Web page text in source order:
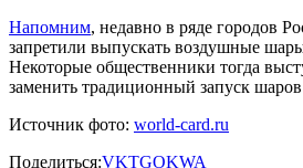
Напомним, недавно в ряде городов
запретили выпускать воздушные
Некоторые общественники тогда
заменить традиционный запуск
Источник фото: world-card.ru
Поделиться:VKTGOKWA